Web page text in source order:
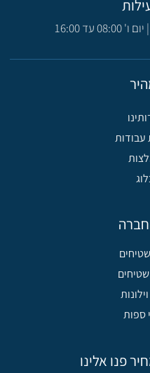
עבודות
שטיחים
שטיחים
ספות
פנו אלינו